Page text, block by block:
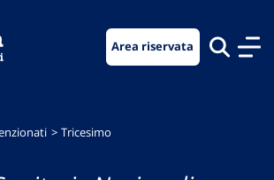
Area riservata
Tricesimo